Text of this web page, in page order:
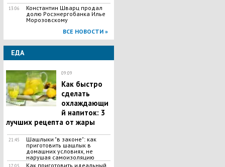
13:06
Константин Шварц продал
долю Росэнергобанка Илье
Морозовскому
ВСЕ НОВОСТИ »
ЕДА
09:09
Как быстро
сделать
охлаждающи
й напиток: 3
лучших рецепта от жары
21:45
Шашлыки "в законе": как
приготовить шашлык в
домашних условиях, не
нарушая самоизоляцию
17:05
Как приготовить идеальный